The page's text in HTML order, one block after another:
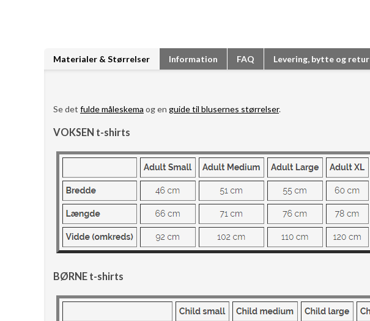
Materialer & Størrelser Information FAQ Levering, bytte og retur
Se det fulde måleskema og en guide til blusernes størrelser.
VOKSEN t-shirts
BØRNE t-shirts